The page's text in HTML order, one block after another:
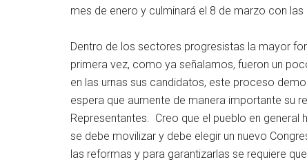
mes de enero y culminará el 8 de marzo con
Dentro de los sectores progresistas la mayor
primera vez, como ya señalamos, fueron un
en las urnas sus candidatos, este proceso
espera que aumente de manera importante su
Representantes. Creo que el pueblo en
se debe movilizar y debe elegir un nuevo
las reformas y para garantizarlas se requiere